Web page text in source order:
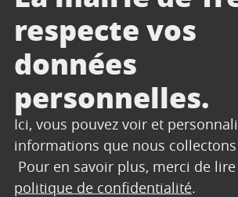
respecte vos
données
personnelles.
Ici, vous pouvez voir et
informations que nous
Pour en savoir plus, merci de
politique de confidentialité.
distribution, Enedis a mandaté
Systems Hélicoptères Services
lignes moyenne tension sur les
Ces survols, réalisés à très basses
pourront également se faire sur la
Trets en raison de sa proximité
Propriétaires d’animaux d’élevage,